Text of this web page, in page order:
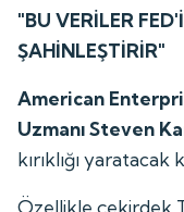
"BU VERİLER
ŞAHİNLEŞTİRİR"
American
Uzmanı Steven
kırıklığı yaratacak
Özellikle çekirdek